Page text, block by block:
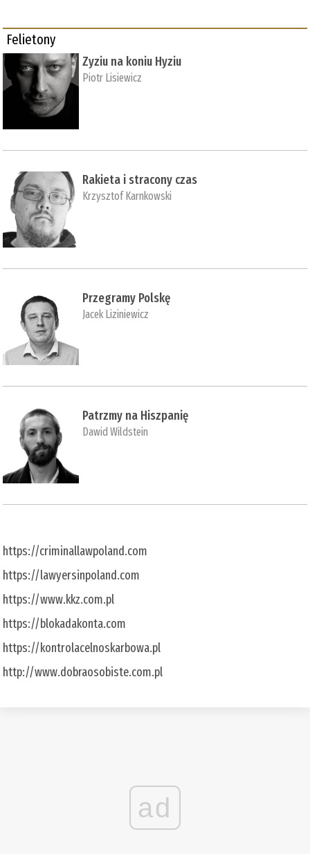
Felietony
Zyziu na koniu Hyziu
Piotr Lisiewicz
Rakieta i stracony czas
Krzysztof Karnkowski
Przegramy Polskę
Jacek Liziniewicz
Patrzmy na Hiszpanię
Dawid Wildstein
https://criminallawpoland.com
https://lawyersinpoland.com
https://www.kkz.com.pl
https://blokadakonta.com
https://kontrolacelnoskarbowa.pl
http://www.dobraosobiste.com.pl
ad